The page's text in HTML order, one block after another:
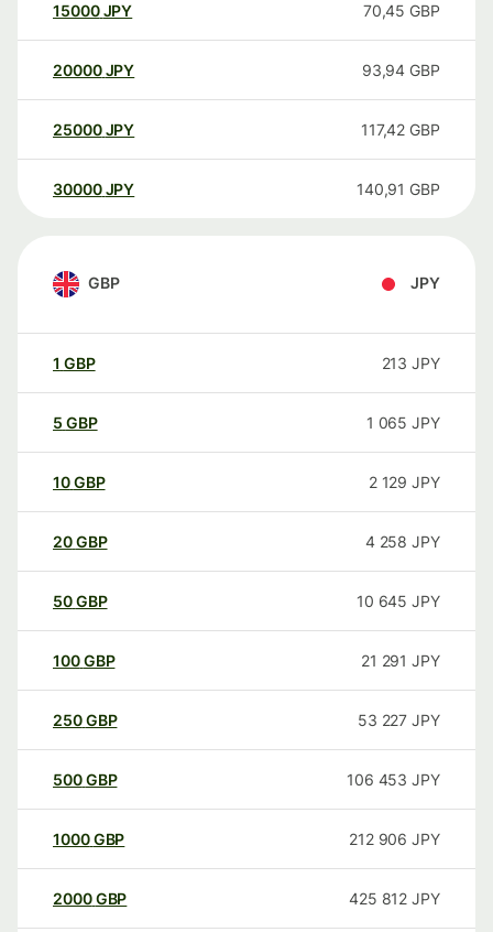
15000 JPY 70,45 GBP
20000 JPY 93,94 GBP
25000 JPY 117,42 GBP
30000 JPY 140,91 GBP
GBP JPY
1 GBP 213 JPY
5 GBP 1 065 JPY
10GBP 2 129 JPY
20GBP 4 258 JPY
50GBP 10 645 JPY
100GBP 21 291 JPY
250GBP 53 227 JPY
500GBP 106 453 JPY
1000GBP 212 906 JPY
2000GBP 425 812 JPY